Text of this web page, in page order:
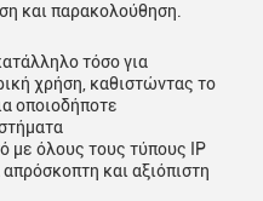
και παρακολούθηση.
τόσο για
χρήση, καθιστώντας το
οποιοδήποτε
με όλους τους τύπους IP
και αξιόπιστη